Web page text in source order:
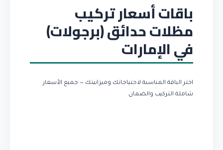
باقات أسعار تركيب
مظلات حدائق (برجولات)
في الإمارات
اختر الباقة المناسبة لاحتياجاتك وميزانيتك — جميع الأسعار
شاملة التركيب والضمان